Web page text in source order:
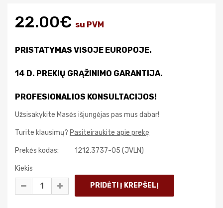
22.00€ su PVM
PRISTATYMAS VISOJE EUROPOJE.
14 D. PREKIŲ GRĄŽINIMO GARANTIJA.
PROFESIONALIOS KONSULTACIJOS!
Užsisakykite Masės išjungėjas pas mus dabar!
Turite klausimų? Pasiteiraukite apie prekę
Prekės kodas: 1212.3737-05 (JVLN)
Kiekis